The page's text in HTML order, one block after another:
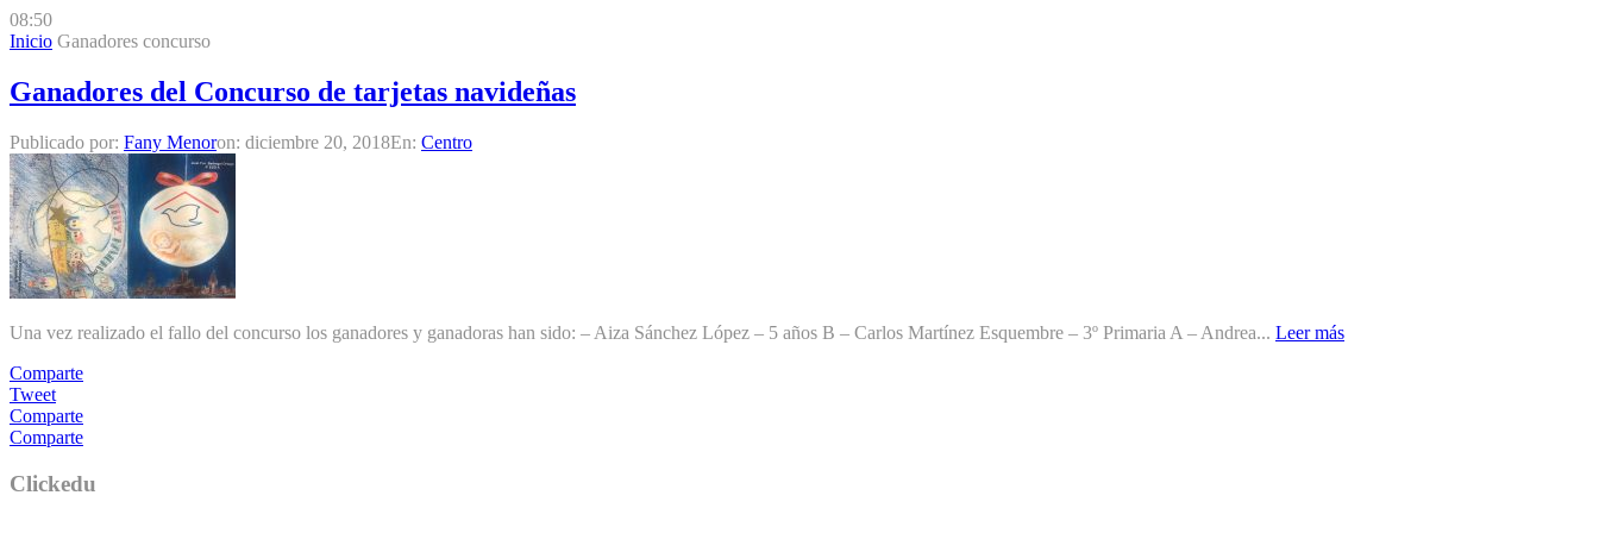
08:50
Inicio Ganadores concurso
Ganadores del Concurso de tarjetas navideñas
Publicado por: Fany Menoron: diciembre 20, 2018En: Centro
Una vez realizado el fallo del concurso los ganadores y ganadoras han sido: – Aiza Sánchez López – 5 años B – Carlos Martínez Esquembre – 3º Primaria A – Andrea... Leer más
Comparte
Tweet
Comparte
Comparte
Clickedu